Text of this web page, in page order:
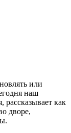
или
наш
рассказывает как
дворе,